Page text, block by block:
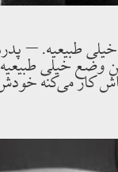
طبيعيه. –
وضع خيلى
كار مى‌كنه